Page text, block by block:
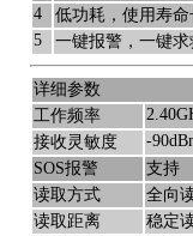
4
低功耗，使用寿
5
一键报警，一键
详细参数
工作频率
接收灵敏度
-
SOS报警
支持
读取方式
全向
读取距离
稳定